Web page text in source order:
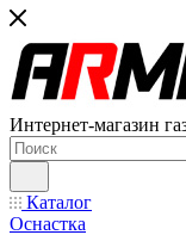
Интернет-магазин
Каталог
Оснастка